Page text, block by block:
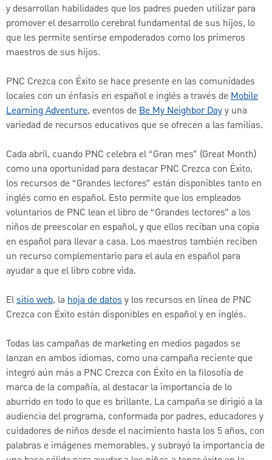
y desarrollan habilidades que los padres pueden utilizar para
promover el desarrollo cerebral fundamental de sus hijos, lo
que les permite sentirse empoderados como los primeros
maestros de sus hijos.
PNC Crezca con Éxito se hace presente en las comunidades
locales con un énfasis en español e inglés a través deMobile
Learning Adventure, eventos deBe My Neighbor Dayy una
variedad de recursos educativos que se ofrecen a las familias.
Cada abril, cuando PNC celebra el “Gran mes” (Great Month)
como una oportunidad para destacar PNC Crezca con Éxito,
los recursos de “Grandes lectores” están disponibles tanto en
inglés como en español. Esto permite que los empleados
voluntarios de PNC lean el libro de “Grandes lectores” a los
niños de preescolar en español, y que ellos reciban una copia
en español para llevar a casa. Los maestros también reciben
un recurso complementario para el aula en español para
ayudar a que el libro cobre vida.
Elsitio web, la hoja de datosy los recursos en línea de PNC
Crezca con Éxito están disponibles en español y en inglés.
Todas las campañas de marketing en medios pagados se
lanzan en ambos idiomas, como una campaña reciente que
integró aún más a PNC Crezca con Éxito en la filosofía de
marca de la compañía, al destacar la importancia de lo
aburrido en todo lo que es brillante. La campaña se dirigió a la
audiencia del programa, conformada por padres, educadores y
cuidadores de niños desde el nacimiento hasta los 5 años, con
palabras e imágenes memorables, y subrayó la importancia de